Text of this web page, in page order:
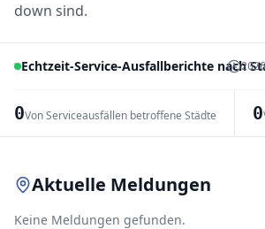
down sind.
Echtzeit-Service-Ausfallberichte nach
0Von Serviceausfällen betroffene Städte 0
Aktuelle Meldungen
Keine Meldungen gefunden.